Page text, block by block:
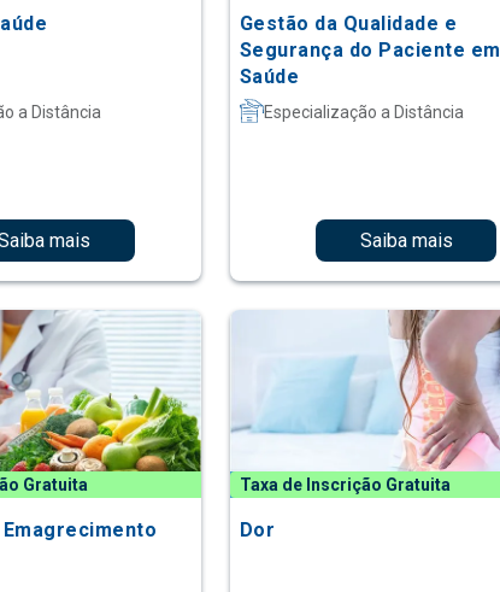
a Distância
mais
Gestão da Qualidade e
Segurança do Paciente em
Saúde
Especialização a Distância
Saiba mais
Gratuita Taxa de Inscrição Gratuita
Dor